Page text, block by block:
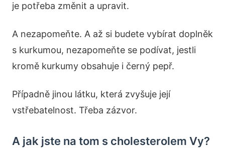
je potřeba změnit a upravit.
A nezapomeňte. A až si budete vybírat doplněk
s kurkumou, nezapomeňte se podívat, jestli
kromě kurkumy obsahuje i černý pepř.
Případně jinou látku, která zvyšuje její
vstřebatelnost. Třeba zázvor.
A jak jste na tom s cholesterolem Vy?